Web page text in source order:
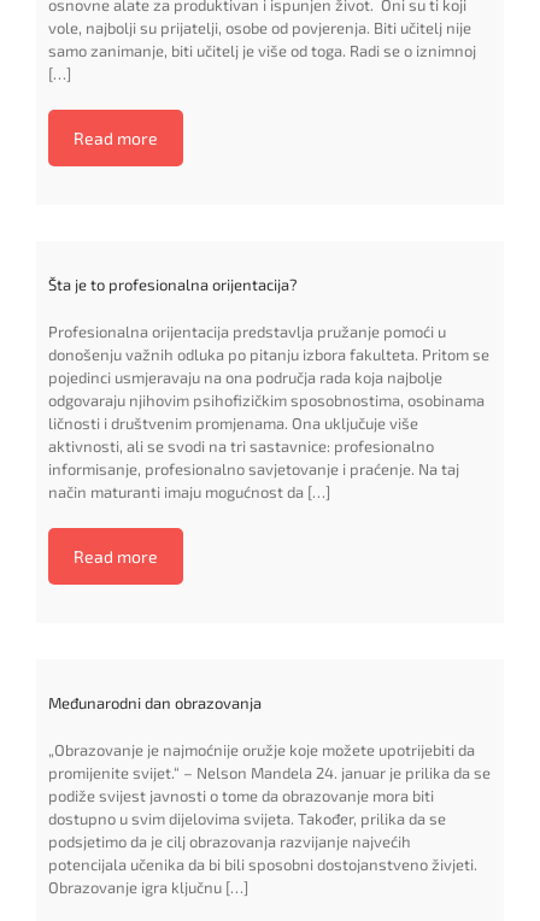
osnovne alate za produktivan i ispunjen život. Oni su ti koji
vole, najbolji su prijatelji, osobe od povjerenja. Biti učitelj nije
samo zanimanje, biti učitelj je više od toga. Radi se o iznimnoj
[…]
Read more
Šta je to profesionalna orijentacija?
Profesionalna orijentacija predstavlja pružanje pomoći u
donošenju važnih odluka po pitanju izbora fakulteta. Pritom se
pojedinci usmjeravaju na ona područja rada koja najbolje
odgovaraju njihovim psihofizičkim sposobnostima, osobinama
ličnosti i društvenim promjenama. Ona uključuje više
aktivnosti, ali se svodi na tri sastavnice: profesionalno
informisanje, profesionalno savjetovanje i praćenje. Na taj
način maturanti imaju mogućnost da […]
Read more
Međunarodni dan obrazovanja
„Obrazovanje je najmoćnije oružje koje možete upotrijebiti da
promijenite svijet.“ – Nelson Mandela 24. januar je prilika da se
podiže svijest javnosti o tome da obrazovanje mora biti
dostupno u svim dijelovima svijeta. Također, prilika da se
podsjetimo da je cilj obrazovanja razvijanje najvećih
potencijala učenika da bi bili sposobni dostojanstveno živjeti.
Obrazovanje igra ključnu […]